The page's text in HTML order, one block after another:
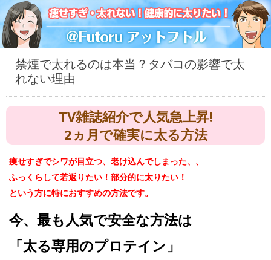
禁煙で太れるのは本当？タバコの影響で太
れない理由
TV雑誌紹介で人気急上昇!
2ヵ月で確実に太る方法
痩せすぎでシワが目立つ、老け込んでしまった、、
ふっくらして若返りたい！部分的に太りたい！
という方に特におすすめの方法です。
今、最も人気で安全な方法は
「太る専用のプロテイン」